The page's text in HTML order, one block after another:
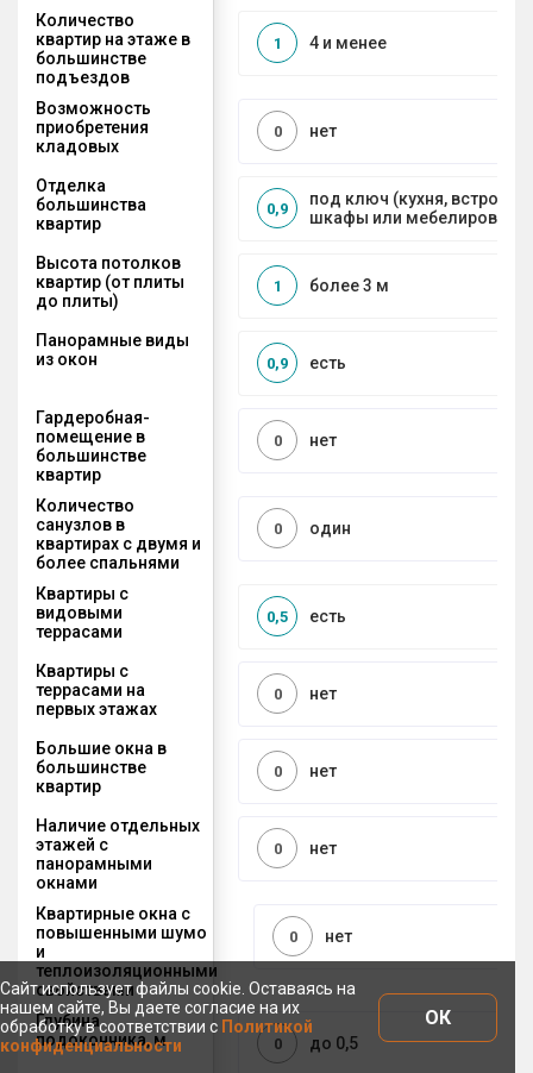
Количество
квартир на этаже в
большинстве
подъездов
4 и менее
1
Возможность
приобретения
кладовых
нет
0
Отделка
большинства
квартир
под ключ (кухня,
шкафы или
0,9
Высота потолков
квартир (от плиты
до плиты)
более 3 м
1
Панорамные виды
из окон
есть
0,9
Гардеробная-
помещение в
большинстве
квартир
нет
0
Количество
санузлов в
квартирах с двумя и
более спальнями
один
0
Квартиры с
видовыми
террасами
есть
0,5
Квартиры с
террасами на
первых этажах
нет
0
Большие окна в
большинстве
квартир
нет
0
Наличие отдельных
этажей с
панорамными
окнами
нет
0
Квартирные окна с
повышенными шумо
и
теплоизоляционными
свойствами
нет
0
Глубина
подоконника, м
до 0,5
0
Сайт использует файлы cookie. Оставаясь на
нашем сайте, Вы даете согласие на их
обработку в соответствии с Политикой
конфиденциальности
ОК